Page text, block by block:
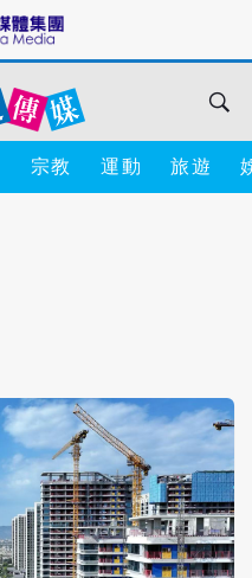
宗教 運動 旅遊